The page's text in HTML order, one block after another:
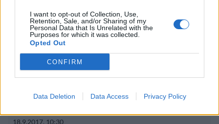
I want to opt-out of Collection, Use,
Retention, Sale, and/or Sharing of my
Personal Data that Is Unrelated with the
Purposes for which it was collected.
Opted Out
CONFIRM
Data Deletion Data Access Privacy Policy
Viihdeuutiset
18.9.2017, 10:30